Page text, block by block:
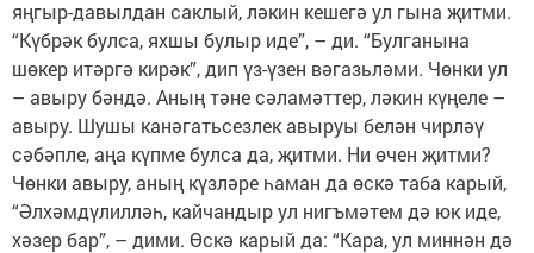
яңгыр-давылдан саклый, ләкин кешегә ул гына җитми.
“Күбрәк булса, яхшы булыр иде”, – ди. “Булганына
шөкер итәргә кирәк”, дип үз-үзен вәгазьләми. Чөнки ул
– авыру бәндә. Аның тәне сәламәттер, ләкин күңеле –
авыру. Шушы канәгатьсезлек авыруы белән чирләү
сәбәпле, аңа күпме булса да, җитми. Ни өчен җитми?
Чөнки авыру, аның күзләре һаман да өскә таба карый,
“Әлхәмдүлилләһ, кайчандыр ул нигъмәтем дә юк иде,
хәзер бар”, – дими. Өскә карый да: “Кара, ул миннән дә